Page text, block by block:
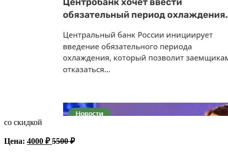
со скидкой
Цена: 4000 ₽ 5500₽